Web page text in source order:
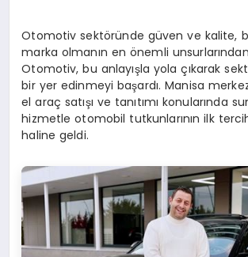
Otomotiv sektöründe güven ve kalite,
marka olmanın en önemli
Otomotiv, bu anlayışla yola çıkarak
bir yer edinmeyi başardı. Manisa
el araç satışı ve tanıtımı konularında
hizmetle otomobil tutkunlarının ilk
haline geldi.